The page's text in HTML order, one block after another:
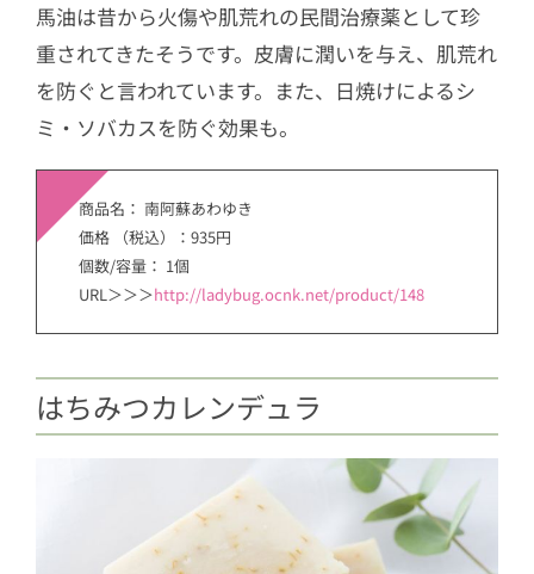
馬油は昔から火傷や肌荒れの民間治療薬として珍
重されてきたそうです。皮膚に潤いを与え、肌荒れ
を防ぐと言われています。また、日焼けによるシ
ミ・ソバカスを防ぐ効果も。
商品名： 南阿蘇あわゆき
価格 （税込）：935円
個数/容量： 1個
URL＞＞＞http://ladybug.ocnk.net/product/148
はちみつカレンデュラ